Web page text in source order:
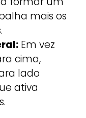
mais os
Em vez
cima,
lado
ativa